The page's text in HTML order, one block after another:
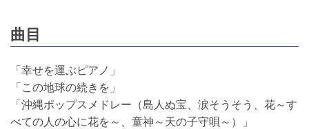
曲目
「幸せを運ぶピアノ」
「この地球の続きを」
「沖縄ポップスメドレー（島人ぬ宝、涙そうそう、花～す
べての人の心に花を～、童神～天の子守唄～）」